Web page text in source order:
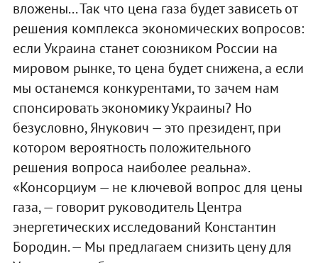
вложены... Так что цена газа будет зависеть от
решения комплекса экономических вопросов:
если Украина станет союзником России на
мировом рынке, то цена будет снижена, а если
мы останемся конкурентами, то зачем нам
спонсировать экономику Украины? Но
безусловно, Янукович — это президент, при
котором вероятность положительного
решения вопроса наиболее реальна».
«Консорциум — не ключевой вопрос для цены
газа, — говорит руководитель Центра
энергетических исследований Константин
Бородин. — Мы предлагаем снизить цену для